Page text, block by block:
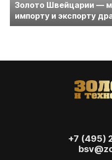
Золото Швейцарии —
импорту и экспорту
+7 (495)